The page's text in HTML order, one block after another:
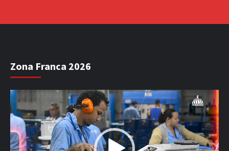
Zona Franca 2026
Reproductor
de
vídeo